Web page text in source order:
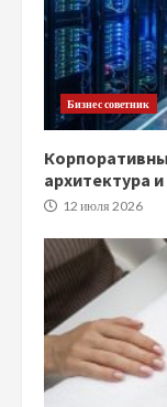
Бизнес советник
архитектура
12 июля 2026